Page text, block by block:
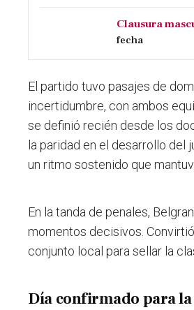
Clausura
fecha
El partido tuvo pasajes de
incertidumbre, con ambos
se definió recién desde los
la paridad en el desarrollo del
un ritmo sostenido que
En la tanda de penales,
momentos decisivos.
conjunto local para sellar la
Día confirmado para